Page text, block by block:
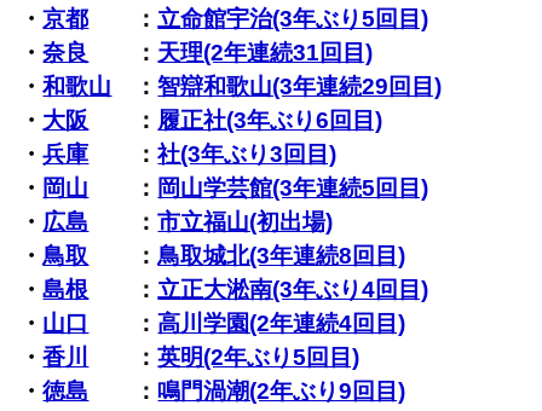
・京都 ： 立命館宇治(3年ぶり5回目)
・奈良 ： 天理(2年連続31回目)
・和歌山 ：智辯和歌山(3年連続29回目)
・ 大阪 ： 履正社(3年ぶり6回目)
・兵庫 ：社(3年ぶり3回目)
・ 岡山 ： 岡山学芸館(3年連続5回目)
・ 広島 ：市立福山(初出場)
・ 鳥取 ： 鳥取城北(3年連続8回目)
・島根 ： 立正大淞南(3年ぶり4回目)
・ 山口 ：高川学園(2年連続4回目)
・香川 ：英明(2年ぶり5回目)
・徳島 ： 鳴門渦潮(2年ぶり9回目)